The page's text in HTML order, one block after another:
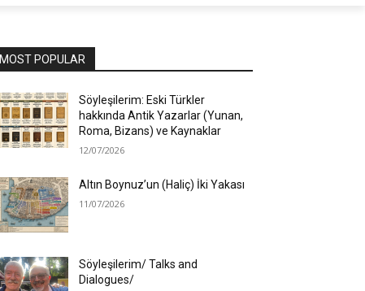
MOST POPULAR
Söyleşilerim: Eski Türkler
hakkında Antik Yazarlar (Yunan,
Roma, Bizans) ve Kaynaklar
12/07/2026
Altın Boynuz’un (Haliç) İki Yakası
11/07/2026
Söyleşilerim/ Talks and
Dialogues/